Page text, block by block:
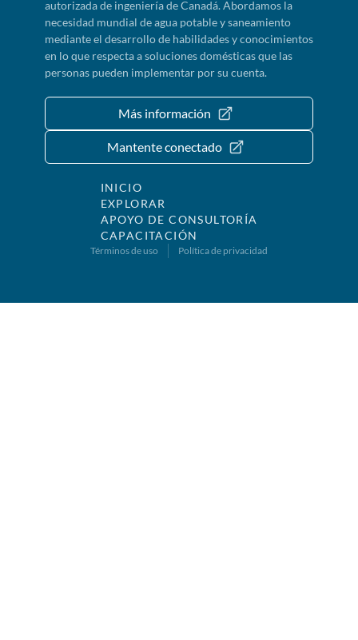
autorizada de ingeniería de Canadá. Abordamos la
necesidad mundial de agua potable y saneamiento
mediante el desarrollo de habilidades y conocimientos
en lo que respecta a soluciones domésticas que las
personas pueden implementar por su cuenta.
Más información
Mantente conectado
INICIO
EXPLORAR
APOYO DE CONSULTORÍA
CAPACITACIÓN
Términos de uso Política de privacidad